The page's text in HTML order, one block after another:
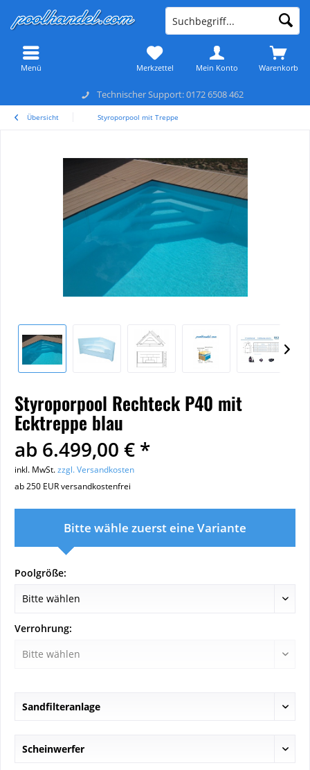
Technischer Support: 0172 6508 462
Menü Warenkorb
Merkzettel Mein Konto
Übersicht Styroporpool mit Treppe
Styroporpool Rechteck P40 mit
Ecktreppe blau
ab 6.499,00 € *
inkl. MwSt.zzgl. Versandkosten
ab 250 EUR versandkostenfrei
Bitte wähle zuerst eine Variante
Poolgröße:
Verrohrung:
Sandfilteranlage
Scheinwerfer